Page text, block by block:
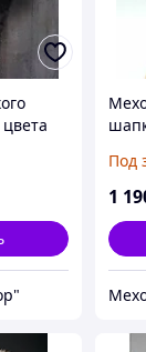
Под
1